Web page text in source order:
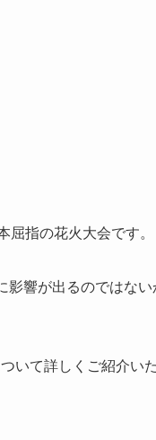
指の花火大会です。
影響が出るのではな
いて詳しくご紹介いた